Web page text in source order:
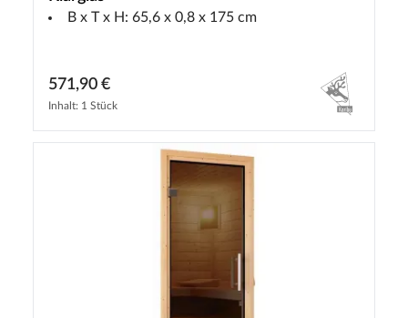
B x T x H: 65,6 x 0,8 x 175 cm
571,90 €
Inhalt: 1 Stück